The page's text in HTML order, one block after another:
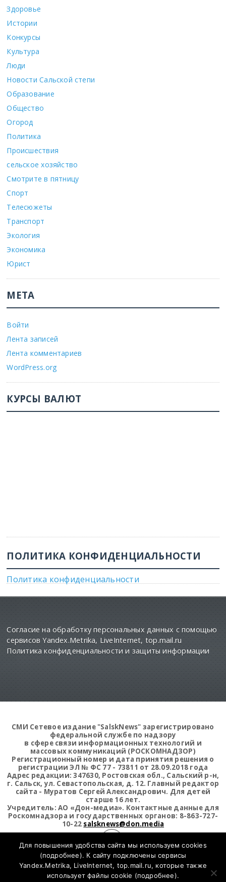
Здоровье
Истории
Конкурсы
Культура
Люди
Новости Сальской степи
Образование
Общество
Огород
Политика
Происшествия
сельское хозяйство
Смотрите в пятницу
Спорт
Телесюжеты
Транспорт
Экология
Экономика
Юрист
МЕТА
Войти
Лента записей
Лента комментариев
WordPress.org
КУРСЫ ВАЛЮТ
ПОЛИТИКА КОНФИДЕНЦИАЛЬНОСТИ
Политика конфиденциальности
Согласие на обработку персональных данных с помощью
сервисов Yandex.Metrika, LiveInternet, top.mail.ru
Политика конфиденциальности и защиты информации
СМИ Сетевое издание "SalskNews" зарегистрировано
федеральной службе по надзору
в сфере связи информационных технологий и
массовых коммуникаций (РОСКОМНАДЗОР)
Регистрационный номер и дата принятия решения о
регистрации ЭЛ № ФС 77 - 73811 от 28.09.2018 года
Адрес редакции: 347630, Ростовская обл., Сальский р-н,
г. Сальск, ул. Севастопольская, д. 12. Главный редактор
сайта - Муратов Сергей Александрович. Для детей
старше 16 лет.
Учредитель: АО «Дон-медиа». Контактные данные для
Роскомнадзора и государственных органов: 8-863-727-
10-22 salsknews@don.media
Открыть статистику сайта
Для повышения удобства сайта мы используем cookies
(подробнее). К сайту подключены сервисы
Yandex.Metrika, LiveInternet, top.mail.ru, которые также
использует файлы cookie (подробнее).